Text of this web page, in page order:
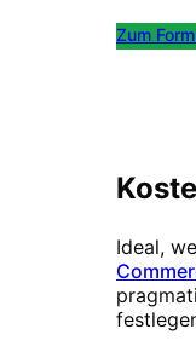
Zum
Ideal,